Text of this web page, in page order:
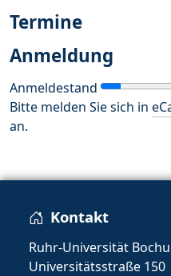
Termine
Anmeldung
Anmeldestand
Bitte melden Sie sich in
an.
Kontakt
Ruhr-Universität
Universitätsstraße 150